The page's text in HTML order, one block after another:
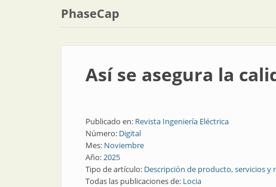
PhaseCap
Así se asegura la
Publicado en: Revista Ingeniería Eléctrica
Número: Digital
Mes: Noviembre
Año:2025
Tipo de artículo: Descripción de producto, servicios y
Todas las publicaciones de: Locia